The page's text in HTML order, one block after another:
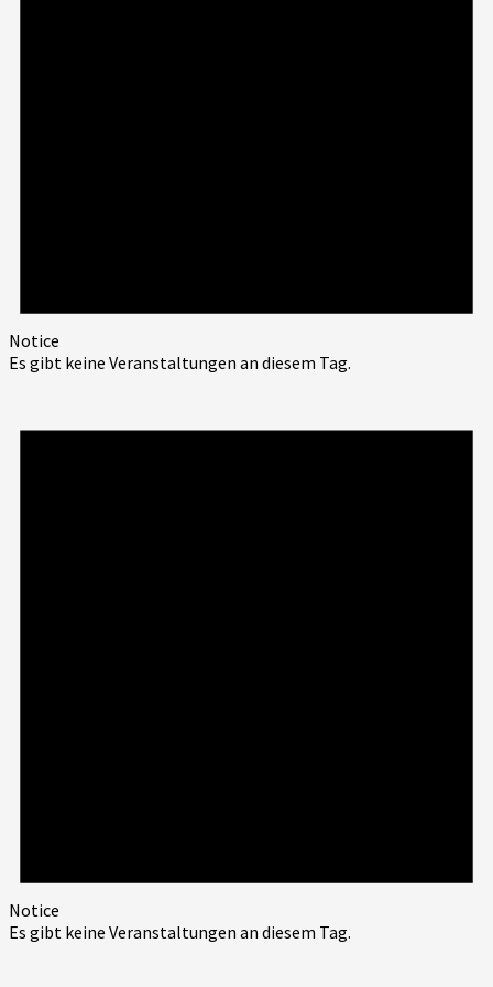
Notice
Es gibt keine Veranstaltungen an diesem Tag.
Notice
Es gibt keine Veranstaltungen an diesem Tag.